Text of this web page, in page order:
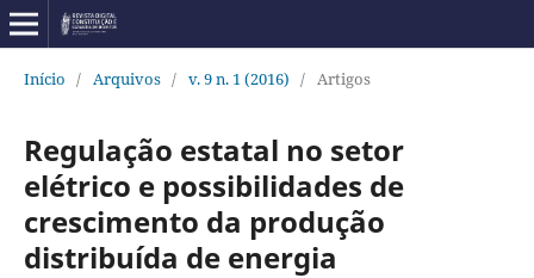
Início / Arquivos / v. 9 n. 1 (2016) / Artigos
Regulação estatal no setor
elétrico e possibilidades de
crescimento da produção
distribuída de energia